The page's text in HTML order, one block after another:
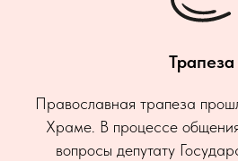
Трапеза
Православная трапеза
Храме. В процессе
вопросы депутату